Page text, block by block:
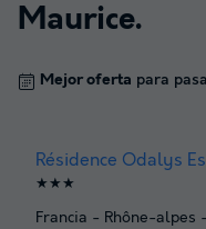
Maurice.
Mejor oferta para
Résidence Odalys
★★★
Francia - Rhône-alpes -